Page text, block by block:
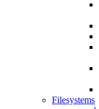
Filesystems